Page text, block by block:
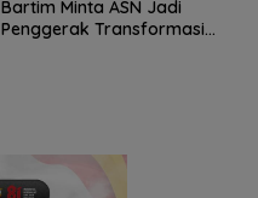
Bartim Minta ASN Jadi
Penggerak Transformasi